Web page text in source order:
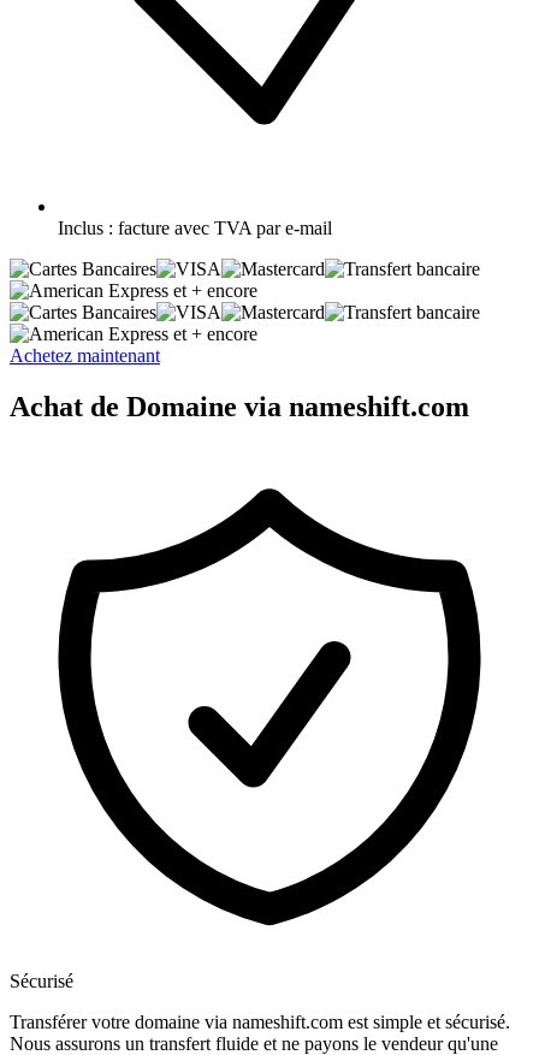
Inclus : facture avec TVA par e-mail
et + encore
et + encore
Achetez maintenant
Achat de Domaine via nameshift.com
Sécurisé
Transférer votre domaine via nameshift.com est simple et sécurisé.
Nous assurons un transfert fluide et ne payons le vendeur qu'une